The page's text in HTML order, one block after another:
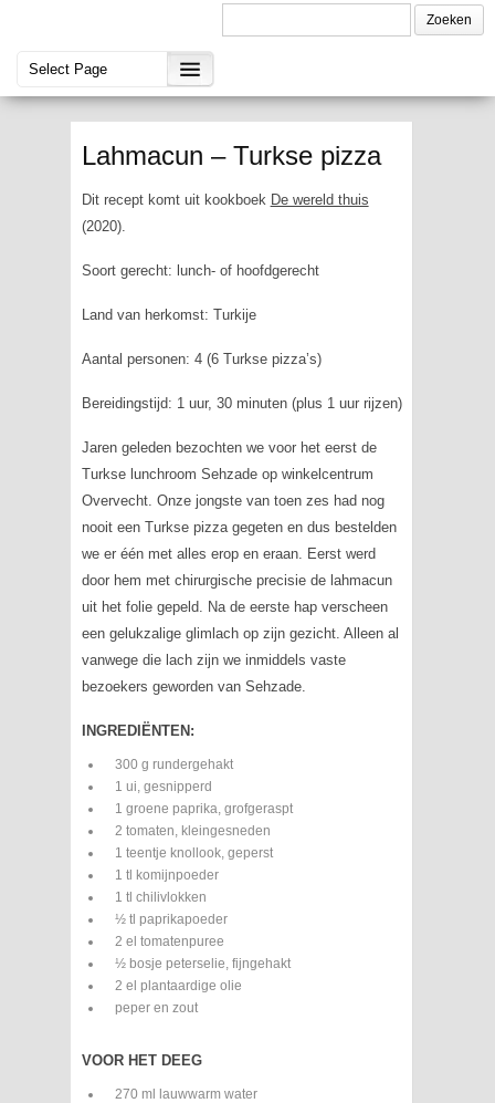
Lahmacun – Turkse pizza
Dit recept komt uit kookboek De wereld thuis
(2020).
Soort gerecht: lunch- of hoofdgerecht
Land van herkomst: Turkije
Aantal personen: 4 (6 Turkse pizza’s)
Bereidingstijd: 1 uur, 30 minuten (plus 1 uur rijzen)
Jaren geleden bezochten we voor het eerst de
Turkse lunchroom Sehzade op winkelcentrum
Overvecht. Onze jongste van toen zes had nog
nooit een Turkse pizza gegeten en dus bestelden
we er één met alles erop en eraan. Eerst werd
door hem met chirurgische precisie de lahmacun
uit het folie gepeld. Na de eerste hap verscheen
een gelukzalige glimlach op zijn gezicht. Alleen al
vanwege die lach zijn we inmiddels vaste
bezoekers geworden van Sehzade.
INGREDIËNTEN:
300 g rundergehakt
1 ui, gesnipperd
1 groene paprika, grofgeraspt
2 tomaten, kleingesneden
1 teentje knollook, geperst
1 tl komijnpoeder
1 tl chilivlokken
½ tl paprikapoeder
2 el tomatenpuree
½ bosje peterselie, fijngehakt
2 el plantaardige olie
peper en zout
VOOR HET DEEG
270 ml lauwwarm water